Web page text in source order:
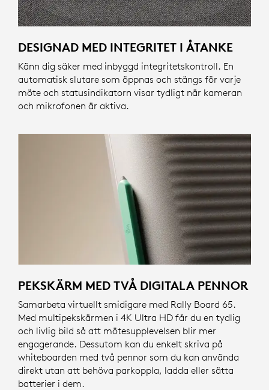
DESIGNAD MED INTEGRITET I ÅTANKE
Känn dig säker med inbyggd integritetskontroll. En
automatisk slutare som öppnas och stängs för varje
möte och statusindikatorn visar tydligt när kameran
och mikrofonen är aktiva.
PEKSKÄRM MED TVÅ DIGITALA PENNOR
Samarbeta virtuellt smidigare med Rally Board 65.
Med multipekskärmen i 4K Ultra HD får du en tydlig
och livlig bild så att mötesupplevelsen blir mer
engagerande. Dessutom kan du enkelt skriva på
whiteboarden med två pennor som du kan använda
direkt utan att behöva parkoppla, ladda eller sätta
batterier i dem.